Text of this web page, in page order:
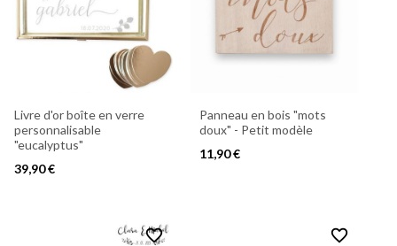
Livre d'or boîte en verre
personnalisable
"eucalyptus"
39,90 €
Panneau en bois "mots
doux" - Petit modèle
11,90 €
favorite_border favorite_border